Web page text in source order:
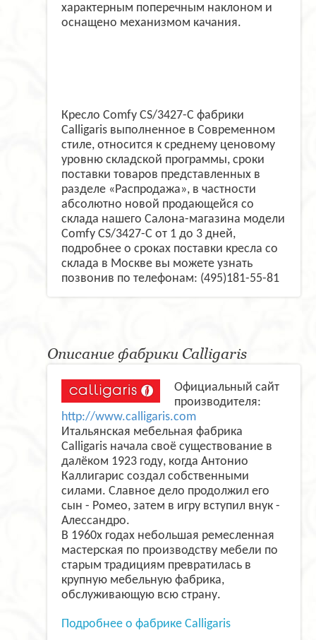
характерным поперечным наклоном и
оснащено механизмом качания.
Кресло Comfy CS/3427-C фабрики
Calligaris выполненное в Современном
стиле, относится к среднему ценовому
уровню складской программы, сроки
поставки товаров представленных в
разделе «Распродажа», в частности
абсолютно новой продающейся со
склада нашего Салона-магазина модели
Comfy CS/3427-C от 1 до 3 дней,
подробнее о сроках поставки кресла со
склада в Москве вы можете узнать
позвонив по телефонам: (495)181-55-81
Описание фабрики Calligaris
Официальный сайт
производителя:
http://www.calligaris.com
Итальянская мебельная фабрика
Calligaris начала своё существование в
далёком 1923 году, когда Антонио
Каллигарис создал собственными
силами. Славное дело продолжил его
сын - Ромео, затем в игру вступил внук -
Алессандро.
В 1960х годах небольшая ремесленная
мастерская по производству мебели по
старым традициям превратилась в
крупную мебельную фабрика,
обслуживающую всю страну.
Подробнее о фабрике Calligaris